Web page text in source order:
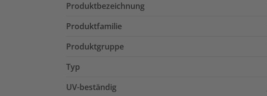
Produktbezeichnung
Produktfamilie
Produktgruppe
Typ
UV-beständig